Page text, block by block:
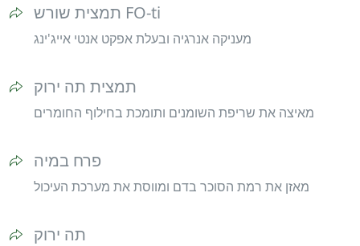
תמצית שורש FO-ti
מעניקה אנרגיה ובעלת אפקט אנטי אייג'ינג
תמצית תה ירוק
מאיצה את שריפת השומנים ותומכת בחילוף החומרים
פרח במיה
מאזן את רמת הסוכר בדם ומווסת את מערכת העיכול
תה ירוק